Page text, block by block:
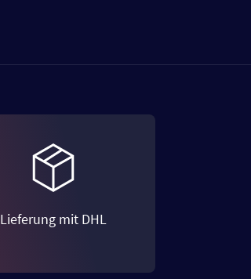
Lieferung mit DHL